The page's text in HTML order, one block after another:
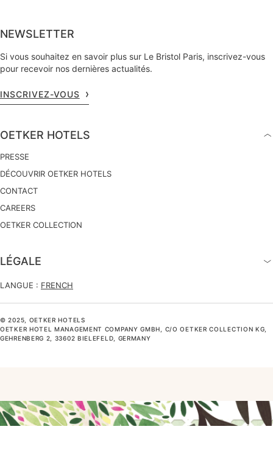
NEWSLETTER
Si vous souhaitez en savoir plus sur Le Bristol Paris, inscrivez-vous
pour recevoir nos dernières actualités.
INSCRIVEZ-VOUS
OETKER HOTELS
PRESSE
DÉCOUVRIR OETKER HOTELS
CONTACT
CAREERS
OETKER COLLECTION
LÉGALE
LANGUE : FRENCH
© 2025, OETKER HOTELS
OETKER HOTEL MANAGEMENT COMPANY GMBH, C/O OETKER COLLECTION KG,
GEHRENBERG 2, 33602 BIELEFELD, GERMANY